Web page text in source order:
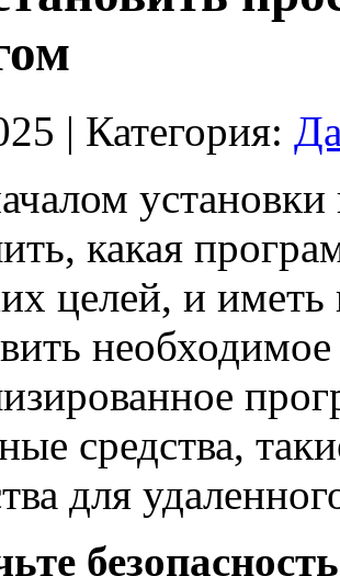
| Категория:
какая
целей, и
средства,
для